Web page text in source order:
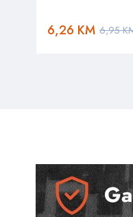
6,95
6,26 KM